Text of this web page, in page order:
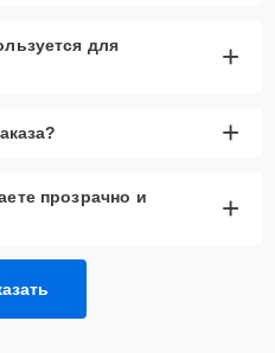
для
+
+
прозрачно и
+